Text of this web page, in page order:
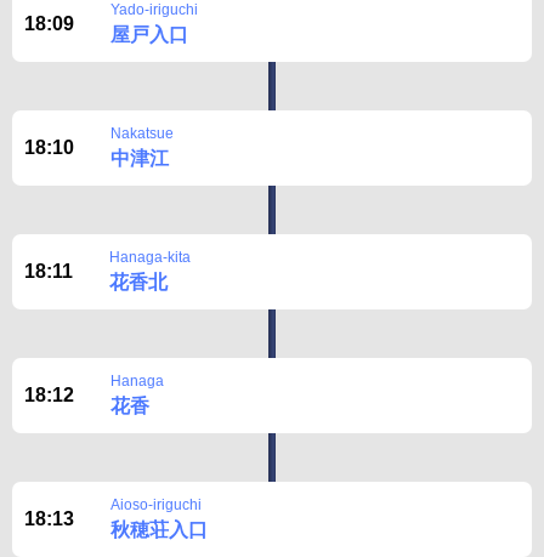
18:09
Yado-iriguchi
屋戸入口
18:10
Nakatsue
中津江
18:11
Hanaga-kita
花香北
18:12
Hanaga
花香
18:13
Aioso-iriguchi
秋穂荘入口